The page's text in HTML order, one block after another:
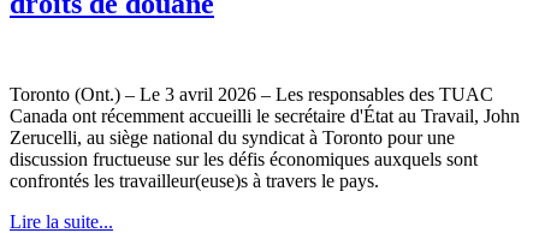
Toronto (Ont.) – Le 3 avril 2026 – Les responsables des TUAC
Canada ont récemment accueilli le secrétaire d'État au Travail, John
Zerucelli, au siège national du syndicat à Toronto pour une
discussion fructueuse sur les défis économiques auxquels sont
confrontés les travailleur(euse)s à travers le pays.
Lire la suite...